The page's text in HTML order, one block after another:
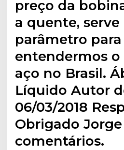
preço da
a quente, serve
parâmetro para
entendermos o
aço no Brasil.
Líquido Autor
06/03/2018
Obrigado
comentários.